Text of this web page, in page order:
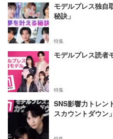
モデルプレス独自
秘訣」
特集
モデルプレス読者
特集
SNS影響力トレン
スカウントダウン」